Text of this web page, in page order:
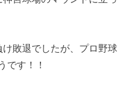
敗退でしたが、プロ野球
です！！